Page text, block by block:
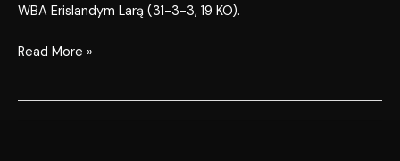
WBA Erislandym Larą (31-3-3, 19 KO).
Read More »